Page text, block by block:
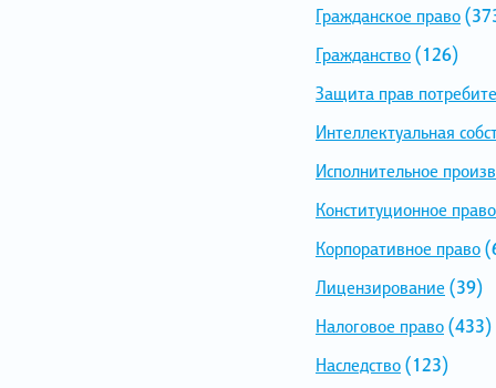
Гражданское право
Гражданство(126)
Защита прав
Интеллектуальная
Исполнительное
Конституционное право
Корпоративное право
Лицензирование (39)
Налоговое право(433)
Наследство(123)